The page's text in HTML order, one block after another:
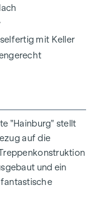
mit Keller
"Hainburg" stellt
auf die
und ein
fantastische